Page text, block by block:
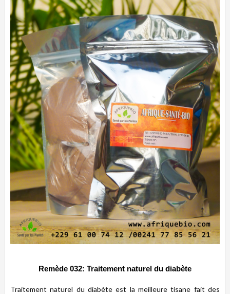
Remède 032: Traitement naturel du diabète
Traitement naturel du diabète est la meilleure tisane fait des